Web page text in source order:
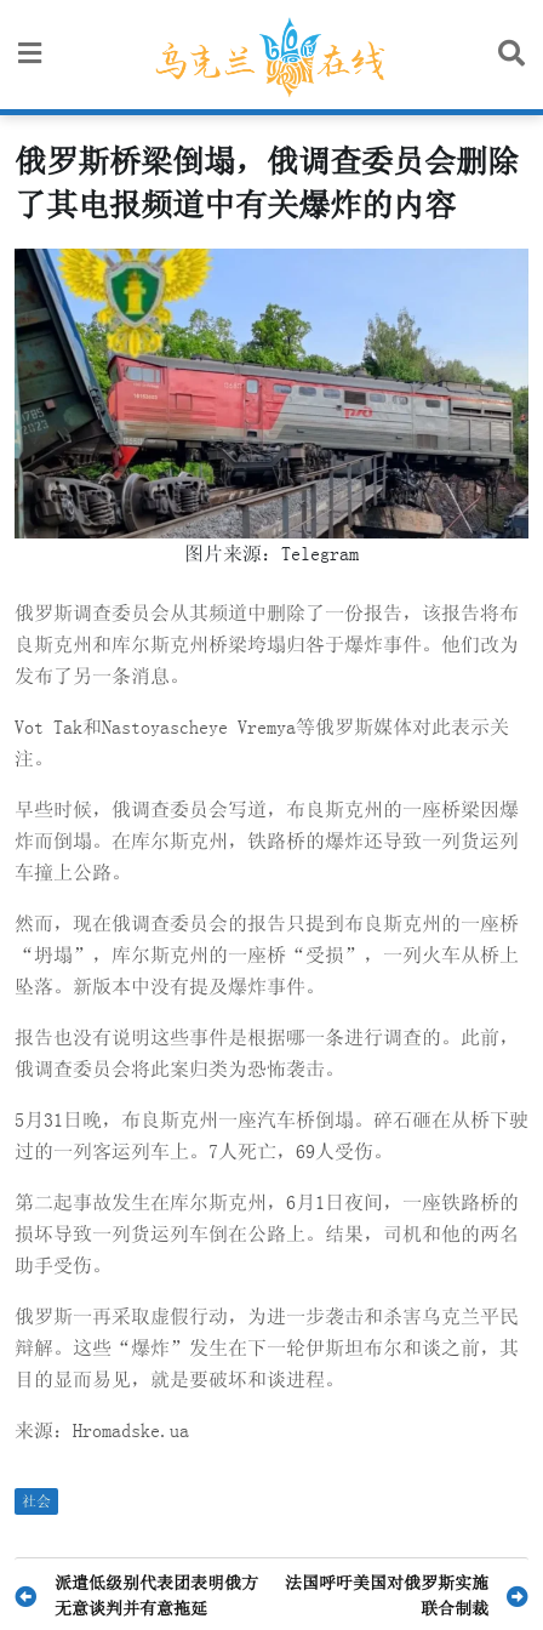
俄罗斯桥梁倒塌，俄调查委员会删除
了其电报频道中有关爆炸的内容
图片来源：Telegram
俄罗斯调查委员会从其频道中删除了一份报告，该报告将布
良斯克州和库尔斯克州桥梁垮塌归咎于爆炸事件。他们改为
发布了另一条消息。
Vot Tak和Nastoyascheye Vremya等俄罗斯媒体对此表示关
注。
早些时候，俄调查委员会写道，布良斯克州的一座桥梁因爆
炸而倒塌。在库尔斯克州，铁路桥的爆炸还导致一列货运列
车撞上公路。
然而，现在俄调查委员会的报告只提到布良斯克州的一座桥
“坍塌”，库尔斯克州的一座桥“受损”，一列火车从桥上
坠落。新版本中没有提及爆炸事件。
报告也没有说明这些事件是根据哪一条进行调查的。此前，
俄调查委员会将此案归类为恐怖袭击。
5月31日晚，布良斯克州一座汽车桥倒塌。碎石砸在从桥下驶
过的一列客运列车上。7人死亡，69人受伤。
第二起事故发生在库尔斯克州，6月1日夜间，一座铁路桥的
损坏导致一列货运列车倒在公路上。结果，司机和他的两名
助手受伤。
俄罗斯一再采取虚假行动，为进一步袭击和杀害乌克兰平民
辩解。这些“爆炸”发生在下一轮伊斯坦布尔和谈之前，其
目的显而易见，就是要破坏和谈进程。
来源：Hromadske.ua
社会
文
派遣低级别代表团表明俄方
无意谈判并有意拖延
法国呼吁美国对俄罗斯实施
联合制裁